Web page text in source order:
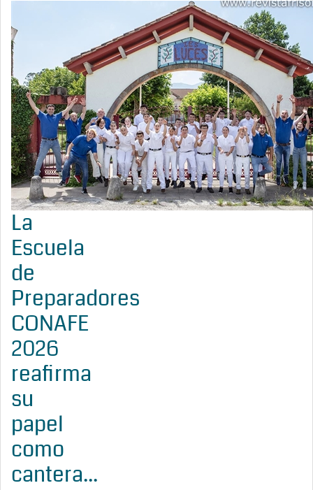
La
Escuela
de
Preparadores
CONAFE
2026
reafirma
su
papel
como
cantera...